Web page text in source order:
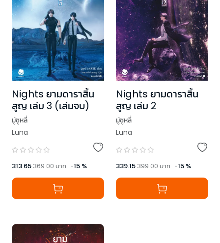
Nights ยามดาราสิ้น
สูญ เล่ม 3 (เล่มจบ)
มู่ซูหลี่
Luna
313.65369.00บาท -15 %
Nights ยามดาราสิ้น
สูญ เล่ม 2
มู่ซูหลี่
Luna
339.15399.00บาท -15 %